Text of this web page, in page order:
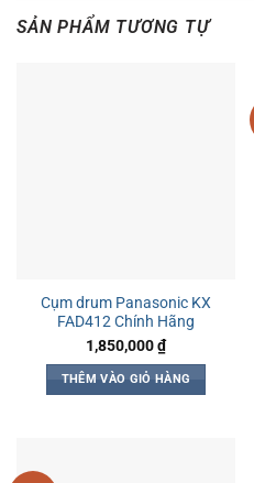
SẢN PHẨM TƯƠNG TỰ
Cụm drum Panasonic KX
FAD412 Chính Hãng
1,850,000₫
THÊM VÀO GIỎ HÀNG